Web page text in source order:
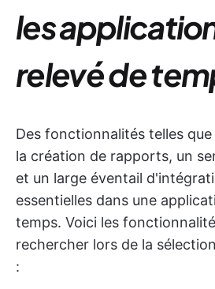
les
relevé de
Des fonctionnalités telles
la création de rapports, un
et un large éventail
essentielles dans une
temps. Voici les
rechercher lors de la
: